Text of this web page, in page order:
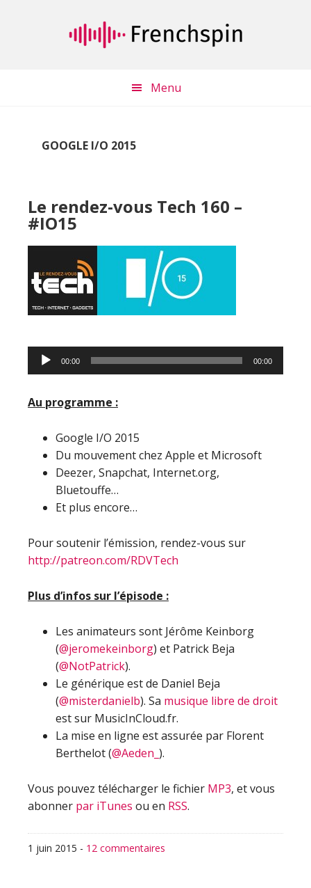
Menu
GOOGLE I/O 2015
Le rendez-vous Tech 160 –
#IO15
Lecteur
audio
00:00 00:00
Au programme :
Google I/O 2015
Du mouvement chez Apple et Microsoft
Deezer, Snapchat, Internet.org,
Bluetouffe…
Et plus encore…
Pour soutenir l’émission, rendez-vous sur
http://patreon.com/RDVTech
Plus d’infos sur l’épisode :
Les animateurs sont Jérôme Keinborg
(@jeromekeinborg) et Patrick Beja
(@NotPatrick).
Le générique est de Daniel Beja
(@misterdanielb). Sa musique libre de droit
est sur MusicInCloud.fr.
La mise en ligne est assurée par Florent
Berthelot (@Aeden_ ).
Vous pouvez télécharger le fichier MP3, et vous
abonner par iTunes ou en RSS.
1 juin 2015 - 12 commentaires